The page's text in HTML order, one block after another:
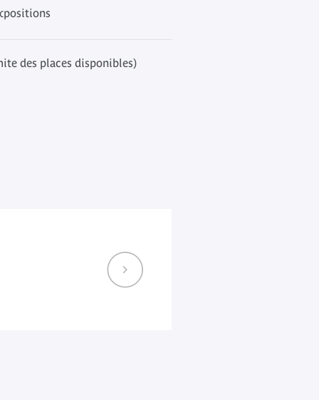
des places disponibles)